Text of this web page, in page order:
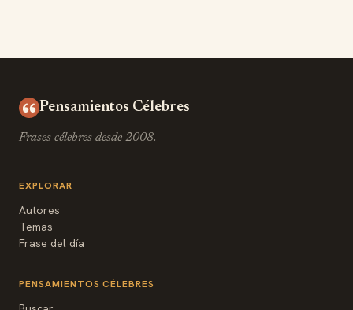
Pensamientos Célebres
Frases célebres desde 2008.
EXPLORAR
Autores
Temas
Frase del día
PENSAMIENTOS CÉLEBRES